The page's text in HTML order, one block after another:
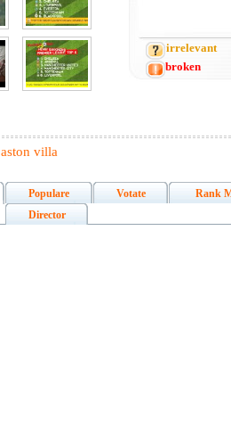
irrelevant
broken
aston villa
Populare Votate
Rank
Director